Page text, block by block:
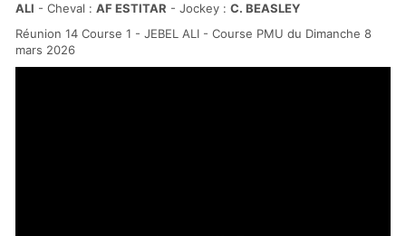
ALI - Cheval : AF ESTITAR - Jockey : C. BEASLEY
Réunion 14 Course 1 - JEBEL ALI - Course PMU du Dimanche 8
mars 2026